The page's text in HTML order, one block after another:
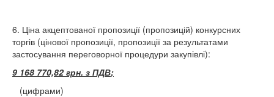
6. Ціна акцептованої пропозиції (пропозицій) конкурсних
торгів (цінової пропозиції, пропозиції за результатами
застосування переговорної процедури закупівлі):
9 168 770,82 грн. з ПДВ;
(цифрами)